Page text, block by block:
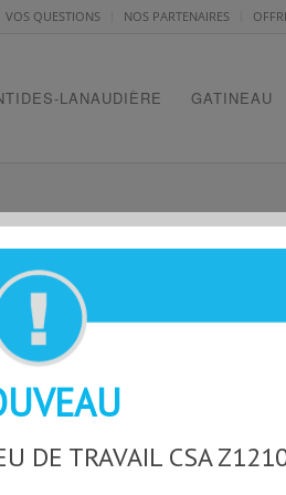
VOS QUESTIONS NOS PARTENAIRES
LANAUDIÈRE GATINEAU
VRAI-
DE TRAVAIL CSA